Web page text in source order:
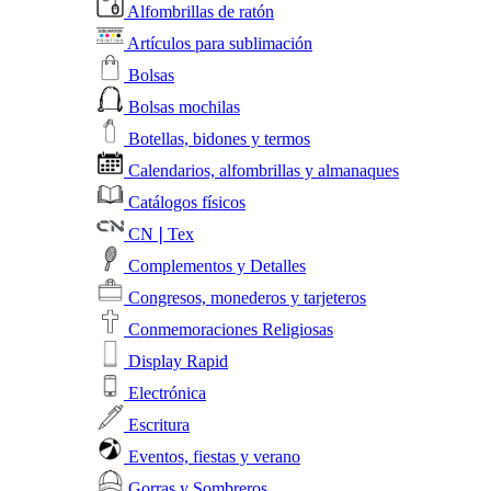
Alfombrillas de ratón
Artículos para sublimación
Bolsas
Bolsas mochilas
Botellas, bidones y termos
Calendarios, alfombrillas y almanaques
Catálogos físicos
CN❘Tex
Complementos y Detalles
Congresos, monederos y tarjeteros
Conmemoraciones Religiosas
Display Rapid
Electrónica
Escritura
Eventos, fiestas y verano